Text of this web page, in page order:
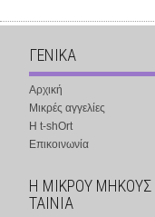
ΓΕΝΙΚΑ
Αρχική
Μικρές αγγελίες
Η t-shOrt
Επικοινωνία
Η ΜΙΚΡΟΥ ΜΗΚΟΥΣ
ΤΑΙΝΙΑ